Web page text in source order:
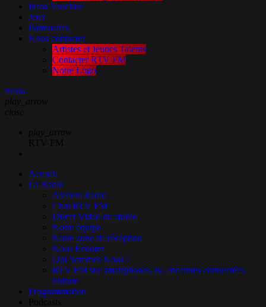
Infos Vaucluse
Jeux
Partenaires
Nous contacter
Artistes et Jeunes Talents
Contacter RTV FM
Notre Logo
menu
Accueil
La Radio
Ateliers Radio
Chat RTV FM
Direct Video du studio
Notre équipe
Notre zone de réception
Nous Écouter
Qui Sommes Nous ?
RTV FM sur smartphones, tv, enceintes connectées,
voiture
Programmation